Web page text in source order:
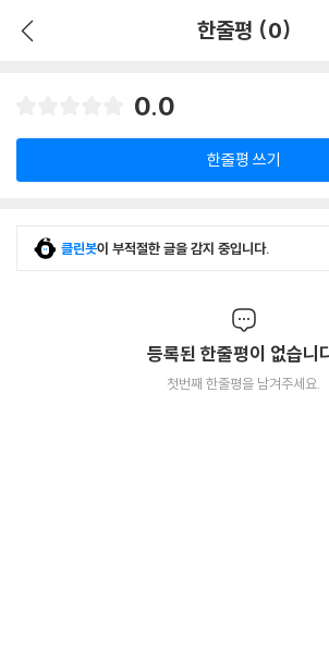
한줄평 (0)
0.0
한줄평 쓰기
클린봇이 부적절한 글을 감지 중입니다.
등록된 한줄평이 없습니
첫번째 한줄평을 남겨주세요.